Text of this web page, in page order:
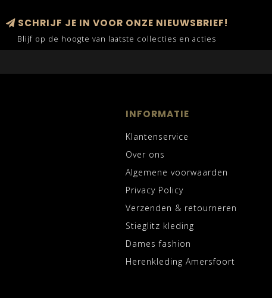
SCHRIJF JE IN VOOR ONZE NIEUWSBRIEF!
Blijf op de hoogte van laatste collecties en acties
INFORMATIE
Klantenservice
Over ons
Algemene voorwaarden
Privacy Policy
Verzenden & retourneren
Stieglitz kleding
Dames fashion
Herenkleding Amersfoort